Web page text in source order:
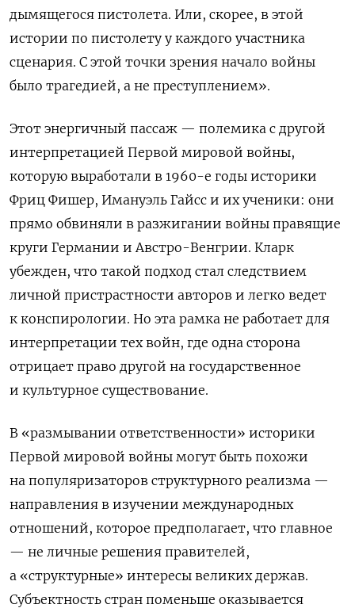
дымящегося пистолета. Или, скорее, в этой
истории по пистолету у каждого участника
сценария. С этой точки зрения начало войны
было трагедией, а не преступлением».
Этот энергичный пассаж — полемика с другой
интерпретацией Первой мировой войны,
которую выработали в 1960-е годы историки
Фриц Фишер, Имануэль Гайсс и их ученики: они
прямо обвиняли в разжигании войны правящие
круги Германии и Австро-Венгрии. Кларк
убежден, что такой подход стал следствием
личной пристрастности авторов и легко ведет
к конспирологии. Но эта рамка не работает для
интерпретации тех войн, где одна сторона
отрицает право другой на государственное
и культурное существование.
В «размывании ответственности» историки
Первой мировой войны могут быть похожи
на популяризаторов структурного реализма —
направления в изучении международных
отношений, которое предполагает, что главное
— не личные решения правителей,
а «структурные» интересы великих держав.
Субъектность стран поменьше оказывается